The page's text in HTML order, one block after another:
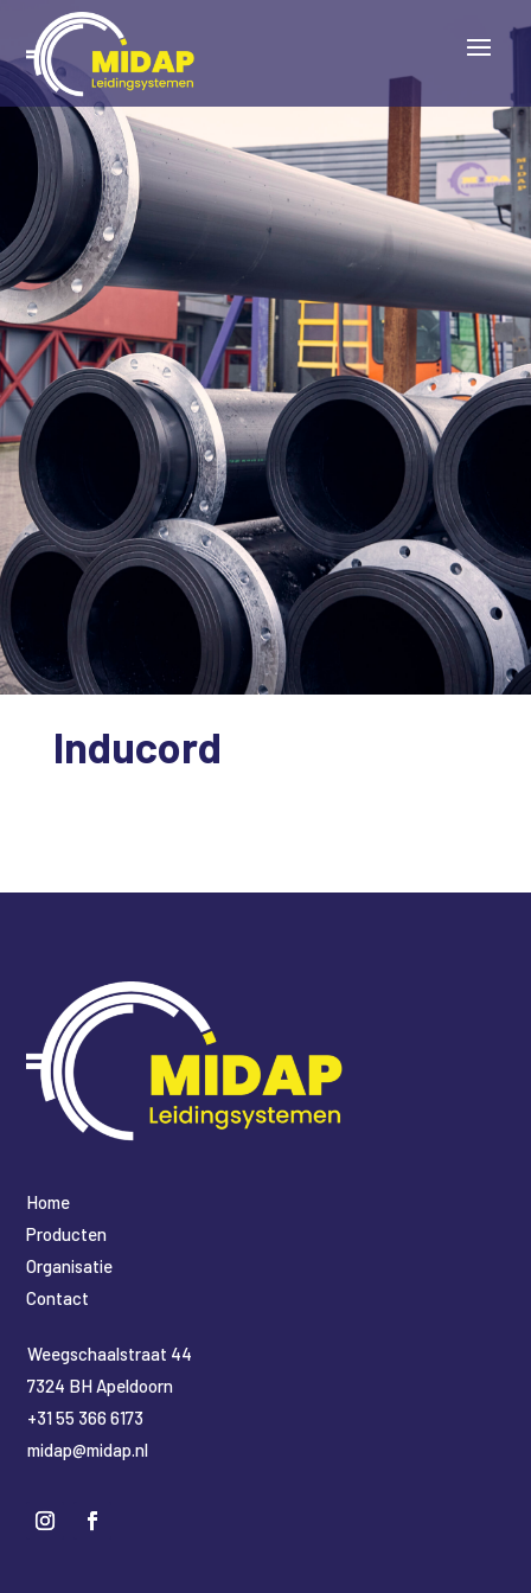
Inducord
Home
Producten
Organisatie
Contact
​Weegschaalstraat 44
7324 BH Apeldoorn
+31 55 366 6173
midap@midap.nl